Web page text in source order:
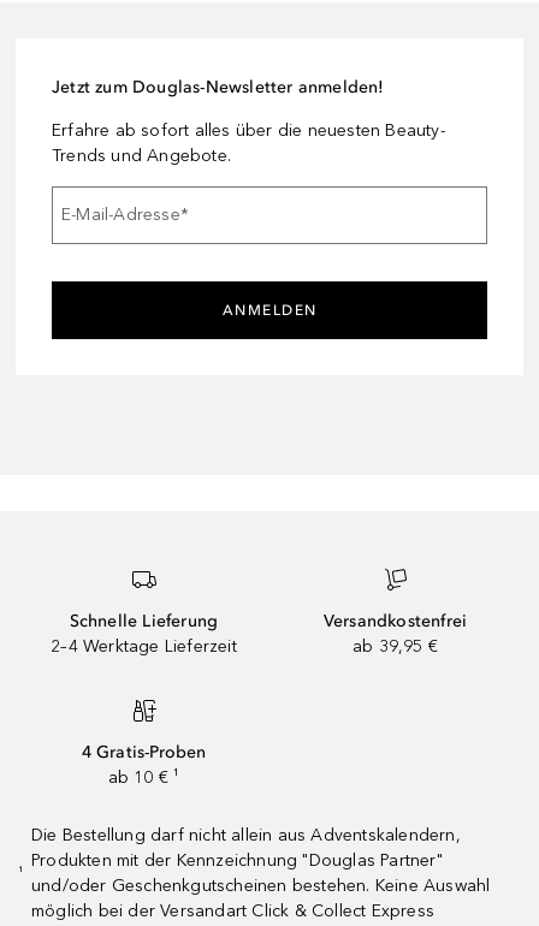
Jetzt zum Douglas-Newsletter anmelden!
Erfahre ab sofort alles über die neuesten Beauty-
Trends und Angebote.
E-Mail-Adresse*
ANMELDEN
Schnelle Lieferung
2–4 Werktage Lieferzeit
Versandkostenfrei
ab 39,95 €
4 Gratis-Proben
ab 10 € ¹
¹
Die Bestellung darf nicht allein aus Adventskalendern,
Produkten mit der Kennzeichnung "Douglas Partner"
und/oder Geschenkgutscheinen bestehen. Keine Auswahl
möglich bei der Versandart Click & Collect Express